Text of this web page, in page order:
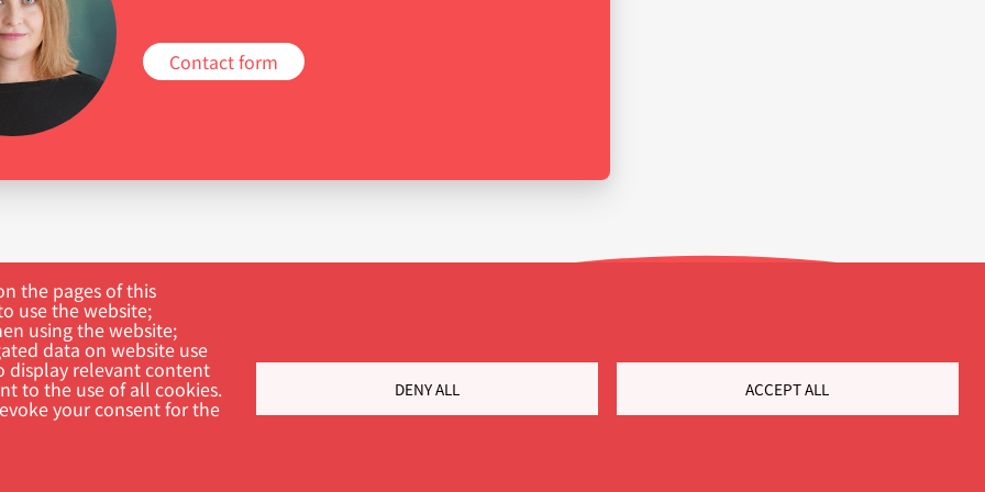
Contact form
the pages of this
use the website;
using the website;
data on website use
display relevant content
to the use of all cookies.
your consent for the
DENY ALL ACCEPT ALL